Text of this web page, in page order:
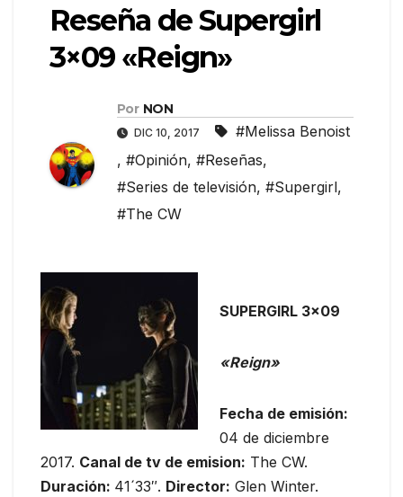
Reseña de Supergirl
3×09 «Reign»
Por NON
DIC 10, 2017
#Melissa Benoist
, #Opinión, #Reseñas,
#Series de televisión, #Supergirl,
#The CW
SUPERGIRL 3×09
«Reign»
Fecha de emisión:
04 de diciembre
2017. Canal de tv de emision: The CW.
Duración: 41´33″. Director: Glen Winter.